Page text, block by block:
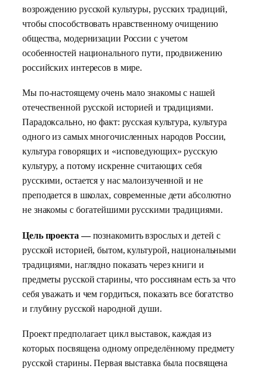
возрождению русской культуры, русских традиций,
чтобы способствовать нравственному очищению
общества, модернизации России с учетом
особенностей национального пути, продвижению
российских интересов в мире.
Мы по-настоящему очень мало знакомы с нашей
отечественной русской историей и традициями.
Парадоксально, но факт: русская культура, культура
одного из самых многочисленных народов России,
культура говорящих и «исповедующих» русскую
культуру, а потому искренне считающих себя
русскими, остается у нас малоизученной и не
преподается в школах, современные дети абсолютно
не знакомы с богатейшими русскими традициями.
Цель проекта —познакомить взрослых и детей с
русской историей, бытом, культурой, национальными
традициями, наглядно показать через книги и
предметы русской старины, что россиянам есть за что
себя уважать и чем гордиться, показать все богатство
и глубину русской народной души.
Проект предполагает цикл выставок, каждая из
которых посвящена одному определённому предмету
русской старины. Первая выставка была посвящена